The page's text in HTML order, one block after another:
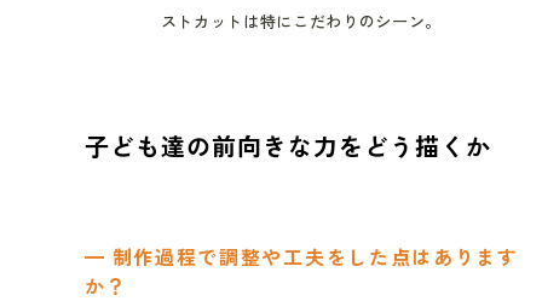
ストカットは特にこだわりのシーン。
子ども達の前向きな力をどう描くか
━ 制作過程で調整や工夫をした点はあります
か？